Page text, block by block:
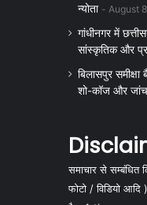
न्योता
August
गांधीनगर में
सांस्कृतिक और
बिलासपुर
शो-कॉज और
समाचार से सम्बंधित
फोटो / विडियो